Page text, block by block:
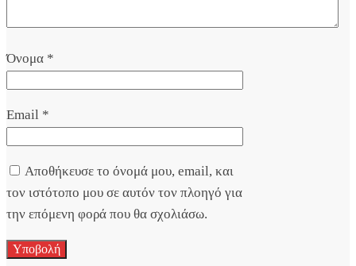
Όνομα *
Email *
Αποθήκευσε το όνομά μου, email, και
τον ιστότοπο μου σε αυτόν τον πλοηγό για
την επόμενη φορά που θα σχολιάσω.